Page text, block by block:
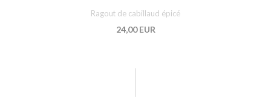
Ragout de cabillaud épicé
24,00 EUR